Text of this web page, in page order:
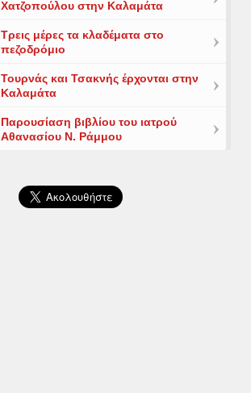
Χατζοπούλου στην Καλαμάτα
Τρεις μέρες τα κλαδέματα στο
πεζοδρόμιο
Τουρνάς και Τσακνής έρχονται στην
Καλαμάτα
Παρουσίαση βιβλίου του ιατρού
Αθανασίου Ν. Ράμμου